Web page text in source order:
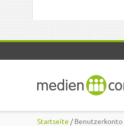
Startseite / Benutzerkonto